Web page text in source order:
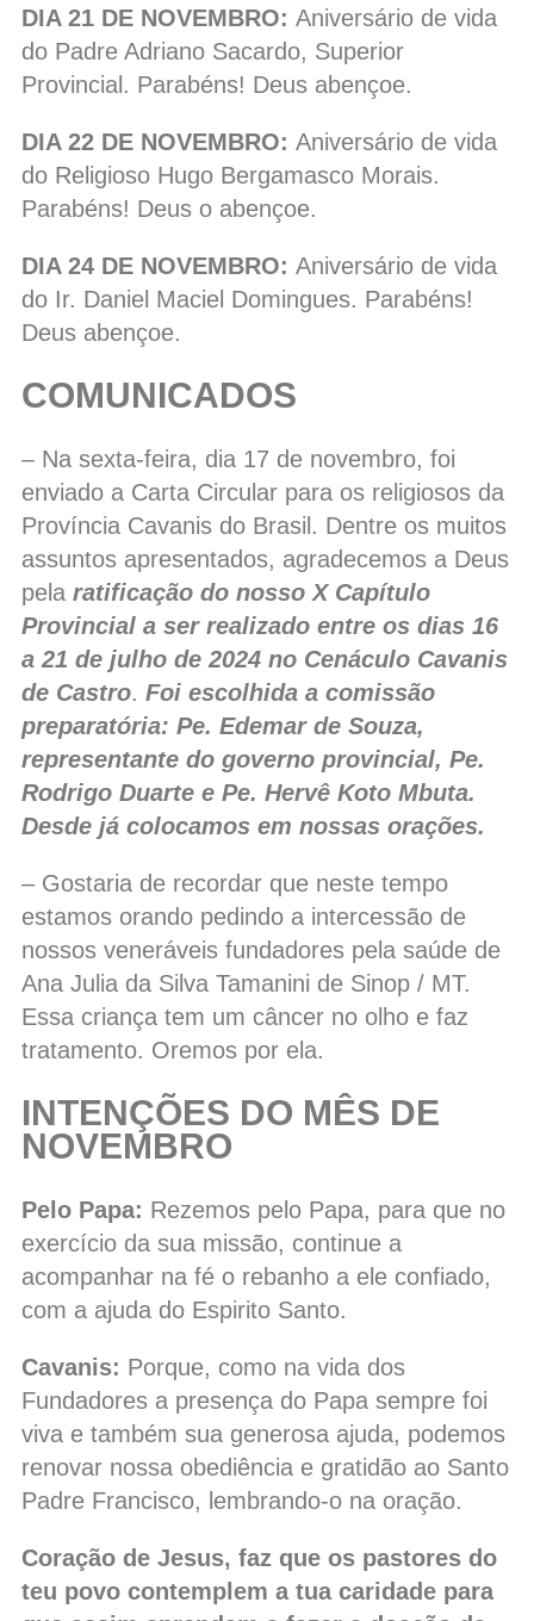
DIA 21 DE NOVEMBRO: Aniversário de vida
do Padre Adriano Sacardo, Superior
Provincial. Parabéns! Deus abençoe.
DIA 22 DE NOVEMBRO: Aniversário de vida
do Religioso Hugo Bergamasco Morais.
Parabéns! Deus o abençoe.
DIA 24 DE NOVEMBRO: Aniversário de vida
do Ir. Daniel Maciel Domingues. Parabéns!
Deus abençoe.
COMUNICADOS
– Na sexta-feira, dia 17 de novembro, foi
enviado a Carta Circular para os religiosos da
Província Cavanis do Brasil. Dentre os muitos
assuntos apresentados, agradecemos a Deus
pela ratificação do nosso X Capítulo
Provincial a ser realizado entre os dias 16
a 21 de julho de 2024 no Cenáculo Cavanis
de Castro. Foi escolhida a comissão
preparatória: Pe. Edemar de Souza,
representante do governo provincial, Pe.
Rodrigo Duarte e Pe. Hervê Koto Mbuta.
Desde já colocamos em nossas orações.
– Gostaria de recordar que neste tempo
estamos orando pedindo a intercessão de
nossos veneráveis fundadores pela saúde de
Ana Julia da Silva Tamanini de Sinop / MT.
Essa criança tem um câncer no olho e faz
tratamento. Oremos por ela.
INTENÇÕES DO MÊS DE
NOVEMBRO
Pelo Papa: Rezemos pelo Papa, para que no
exercício da sua missão, continue a
acompanhar na fé o rebanho a ele confiado,
com a ajuda do Espirito Santo.
Cavanis: Porque, como na vida dos
Fundadores a presença do Papa sempre foi
viva e também sua generosa ajuda, podemos
renovar nossa obediência e gratidão ao Santo
Padre Francisco, lembrando-o na oração.
Coração de Jesus, faz que os pastores do
teu povo contemplem a tua caridade para